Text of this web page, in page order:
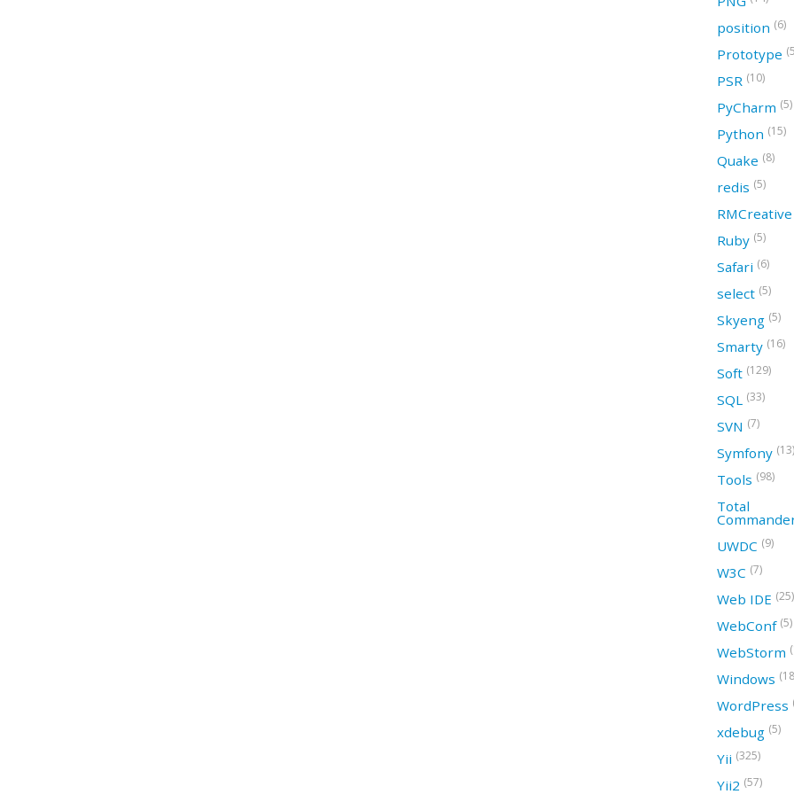
position (6)
Prototype
PSR (10)
PyCharm (5)
Python (15)
Quake (8)
redis (5)
RMCreative
Ruby (5)
Safari (6)
select (5)
Skyeng (5)
Smarty (16)
Soft (129)
SQL (33)
SVN (7)
Symfony (13)
Tools (98)
Total
UWDC (9)
W3C (7)
Web IDE (25)
WebConf (5)
WebStorm
Windows
WordPress
xdebug (5)
Yii (325)
Yii2 (57)